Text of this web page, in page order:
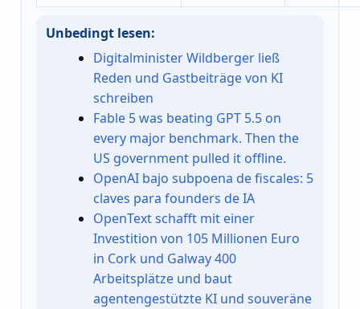
Unbedingt lesen:
Digitalminister Wildberger ließ
Reden und Gastbeiträge von KI
schreiben
Fable 5 was beating GPT 5.5 on
every major benchmark. Then the
US government pulled it offline.
OpenAI bajo subpoena de fiscales: 5
claves para founders de IA
OpenText schafft mit einer
Investition von 105 Millionen Euro
in Cork und Galway 400
Arbeitsplätze und baut
agentengestützte KI und souveräne